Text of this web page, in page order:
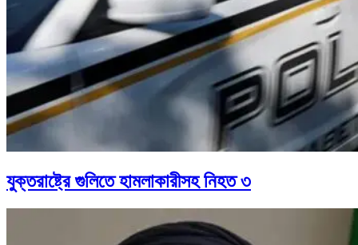
যুক্তরাষ্ট্রে গুলিতে হামলাকারীসহ নিহত ৩